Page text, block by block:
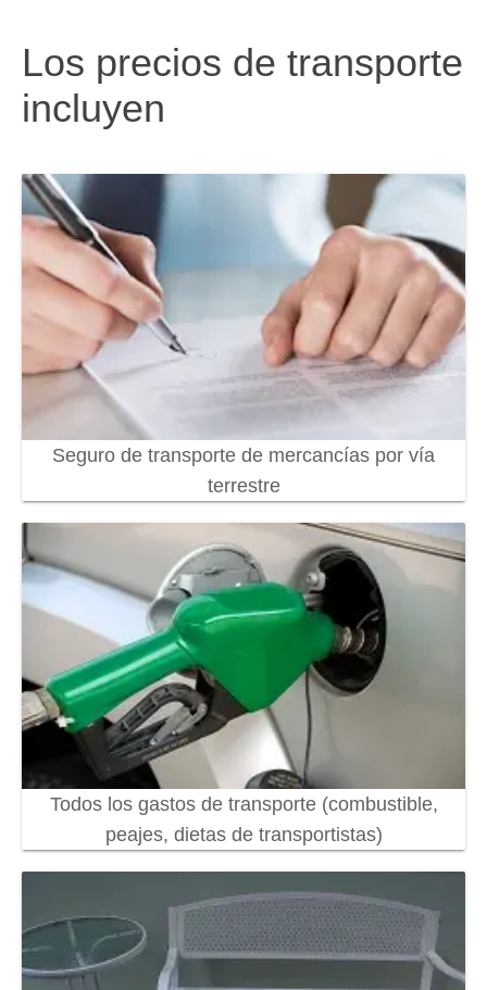
Los precios de transporte
incluyen
Seguro de transporte de mercancías por vía
terrestre
Todos los gastos de transporte (combustible,
peajes, dietas de transportistas)